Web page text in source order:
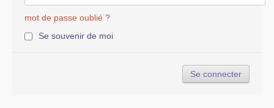
mot de passe oublié ?
Se souvenir de moi